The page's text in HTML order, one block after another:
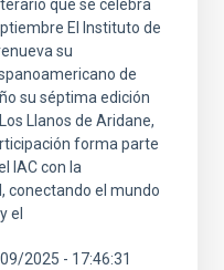
que se celebra
El Instituto de
su
de
su séptima edición
Llanos de Aridane,
forma parte
IAC con la
conectando el mundo
el
2025 - 17:46:31